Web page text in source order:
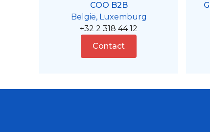
COO B2B
België, Luxemburg
+32 2 318 44 12
Contact